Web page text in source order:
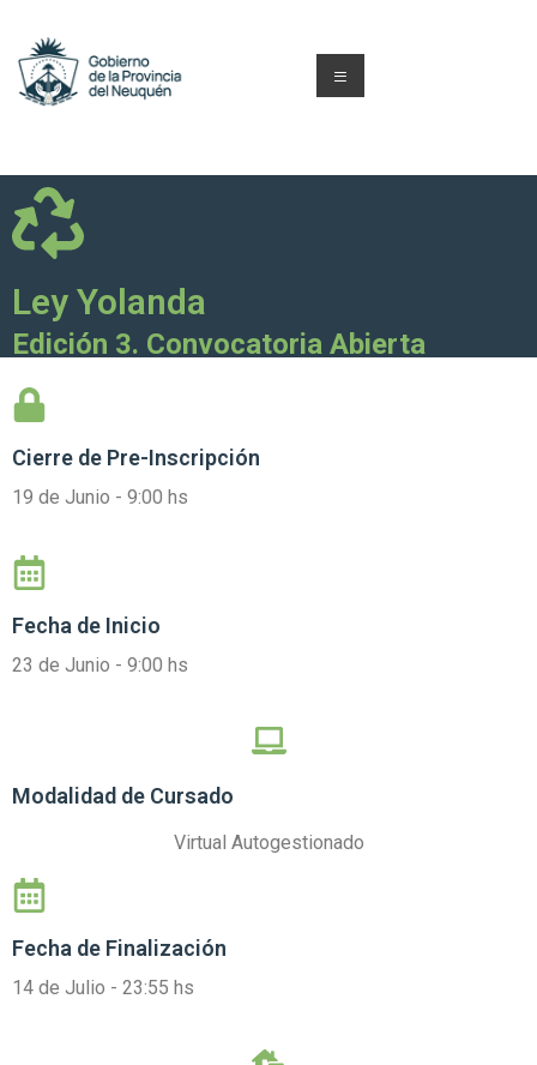
Ley Yolanda
Edición 3. Convocatoria Abierta
Cierre de Pre-Inscripción
19 de Junio - 9:00 hs
Fecha de Inicio
23 de Junio - 9:00 hs
Modalidad de Cursado
Virtual Autogestionado
Fecha de Finalización
14 de Julio - 23:55 hs